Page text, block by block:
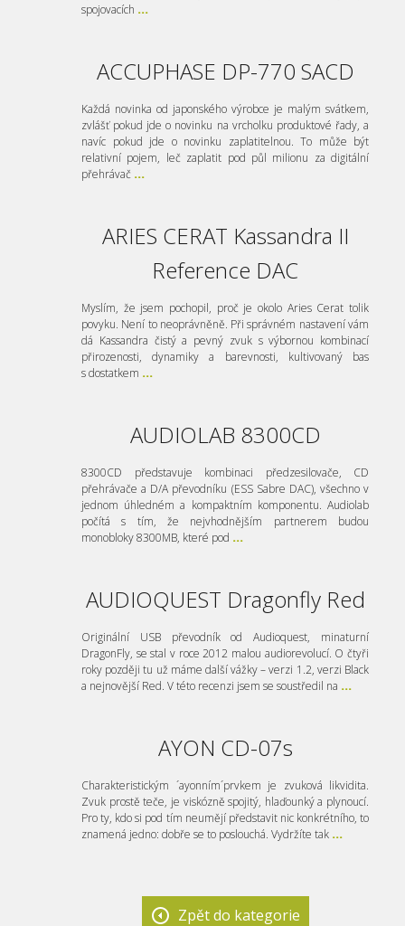
spojovacích ...
ACCUPHASE DP-770 SACD
Každá novinka od japonského výrobce je malým svátkem,
zvlášť pokud jde o novinku na vrcholku produktové řady, a
navíc pokud jde o novinku zaplatitelnou. To může být
relativní pojem, leč zaplatit pod půl milionu za digitální
přehrávač ...
ARIES CERAT Kassandra II
Reference DAC
Myslím, že jsem pochopil, proč je okolo Aries Cerat tolik
povyku. Není to neoprávněně. Při správném nastavení vám
dá Kassandra čistý a pevný zvuk s výbornou kombinací
přirozenosti, dynamiky a barevnosti, kultivovaný bas
s dostatkem ...
AUDIOLAB 8300CD
8300CD představuje kombinaci předzesilovače, CD
přehrávače a D/A převodníku (ESS Sabre DAC), všechno v
jednom úhledném a kompaktním komponentu. Audiolab
počítá s tím, že nejvhodnějším partnerem budou
monobloky 8300MB, které pod ...
AUDIOQUEST Dragonfly Red
Originální USB převodník od Audioquest, minaturní
DragonFly, se stal v roce 2012 malou audiorevolucí. O čtyři
roky později tu už máme další vážky – verzi 1.2, verzi Black
a nejnovější Red. V této recenzi jsem se soustředil na ...
AYON CD-07s
Charakteristickým ´ayonním´prvkem je zvuková likvidita.
Zvuk prostě teče, je viskózně spojitý, hlaďounký a plynoucí.
Pro ty, kdo si pod tím neumějí představit nic konkrétního, to
znamená jedno: dobře se to poslouchá. Vydržíte tak ...
Zpět do kategorie